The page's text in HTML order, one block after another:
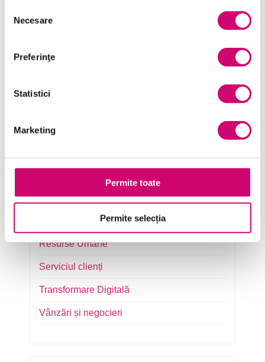
consimțământului
Necesare
Preferinţe
Statistici
Marketing
Permite toate
Permite selecția
Categorii de Cursuri
Comunicare
Limba Engleză
Microsoft Office
Project Management
Resurse Umane
Serviciul clienți
Transformare Digitală
Vânzări și negocieri